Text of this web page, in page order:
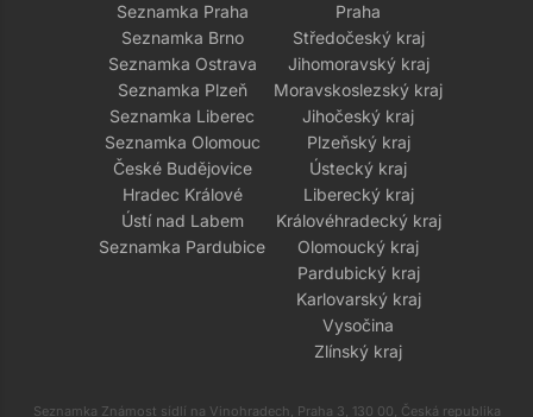
Seznamka Praha
Seznamka Brno
Seznamka Ostrava
Seznamka Plzeň
Seznamka Liberec
Seznamka Olomouc
České Budějovice
Hradec Králové
Ústí nad Labem
Seznamka Pardubice
Praha
Středočeský kraj
Jihomoravský kraj
Moravskoslezský kraj
Jihočeský kraj
Plzeňský kraj
Ústecký kraj
Liberecký kraj
Královéhradecký kraj
Olomoucký kraj
Pardubický kraj
Karlovarský kraj
Vysočina
Zlínský kraj
Seznamka Známost sídlí na Vinohradech, Praha 3, 130 00, Česká republika